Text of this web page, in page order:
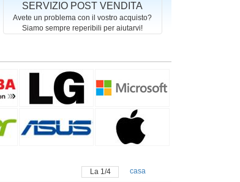
SERVIZIO POST VENDITA
Avete un problema con il vostro acquisto?
Siamo sempre reperibili per aiutarvi!
La 1/4 casa